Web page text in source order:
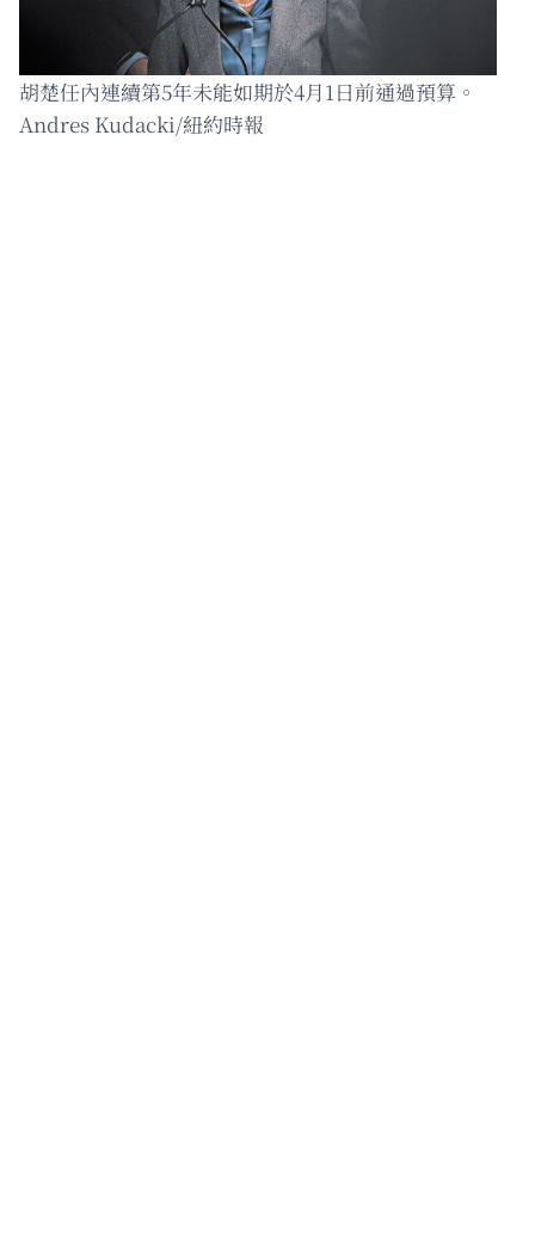
胡楚任內連續第5年未能如期於4月1日前通過預算。
Andres Kudacki/紐約時報